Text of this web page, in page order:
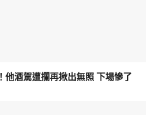
他酒駕遭攔再揪出無照 下場慘了